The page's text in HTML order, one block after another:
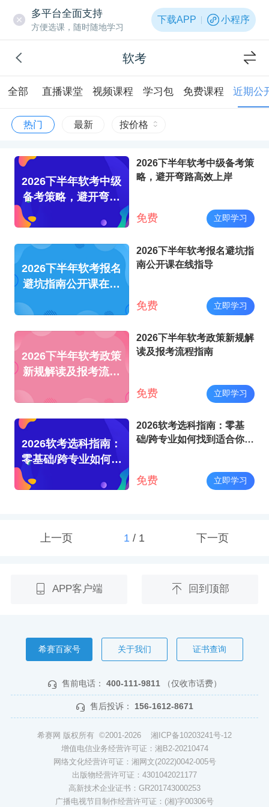
多平台全面支持
方便选课，随时随地学习
下载APP 小程序
软考
全部 直播课堂 视频课程 学习包 免费课程 近期公
热门 最新 按价格
2026下半年软考中级
备考策略，避开弯路
2026下半年软考中级备考策
略，避开弯路高效上岸
免费 立即学习
2026下半年软考报名
避坑指南公开课在线
2026下半年软考报名避坑指
南公开课在线指导
免费 立即学习
2026下半年软考政策
新规解读及报考流程
2026下半年软考政策新规解
读及报考流程指南
免费 立即学习
2026软考选科指南：
零基础/跨专业如何找
2026软考选科指南：零基
础/跨专业如何找到适合你的
免费 立即学习
上一页 1/ 1 下一页
APP客户端 回到顶部
希赛百家号 关于我们 证书查询
售前电话： 400-111-9811 （仅收市话费）
售后投诉： 156-1612-8671
希赛网 版权所有 ©2001-2026 湘ICP备10203241号-12
增值电信业务经营许可证：湘B2-20210474
网络文化经营许可证：湘网文(2022)0042-005号
出版物经营许可证：4301042021177
高新技术企业证书：GR201743000253
广播电视节目制作经营许可证：(湘)字00306号